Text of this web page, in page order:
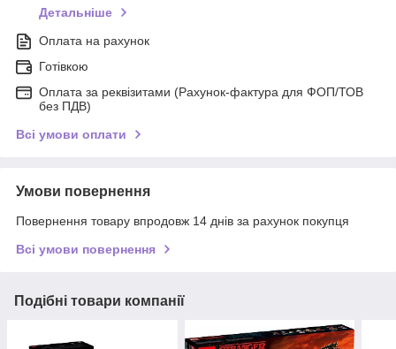
Детальніше
Оплата на рахунок
Готівкою
Оплата за реквізитами (Рахунок-фактура для ФОП/ТОВ
без ПДВ)
Всі умови оплати
Умови повернення
Повернення товару впродовж 14 днів за рахунок покупця
Всі умови повернення
Подібні товари компанії